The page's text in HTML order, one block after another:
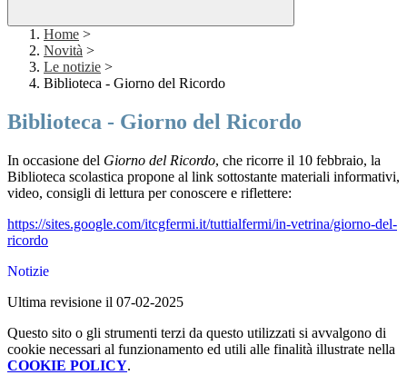
Home >
Novità >
Le notizie >
Biblioteca - Giorno del Ricordo
Biblioteca - Giorno del Ricordo
In occasione del Giorno del Ricordo, che ricorre il 10 febbraio, la
Biblioteca scolastica propone al link sottostante materiali informativi,
video, consigli di lettura per conoscere e riflettere:
https://sites.google.com/itcgfermi.it/tuttialfermi/in-vetrina/giorno-del-
ricordo
Notizie
Ultima revisione il 07-02-2025
Questo sito o gli strumenti terzi da questo utilizzati si avvalgono di
cookie necessari al funzionamento ed utili alle finalità illustrate nella
COOKIE POLICY.